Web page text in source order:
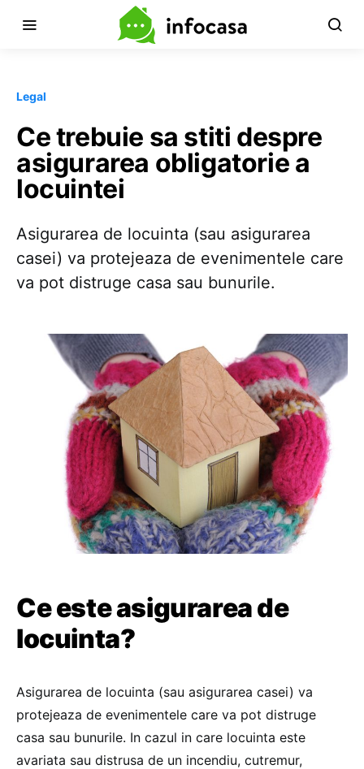
Legal
Ce trebuie sa stiti despre
asigurarea obligatorie a
locuintei
Asigurarea de locuinta (sau asigurarea
casei) va protejeaza de evenimentele care
va pot distruge casa sau bunurile.
Ce este asigurarea de
locuinta?
Asigurarea de locuinta (sau asigurarea casei) va
protejeaza de evenimentele care va pot distruge
casa sau bunurile. In cazul in care locuinta este
avariata sau distrusa de un incendiu, cutremur,